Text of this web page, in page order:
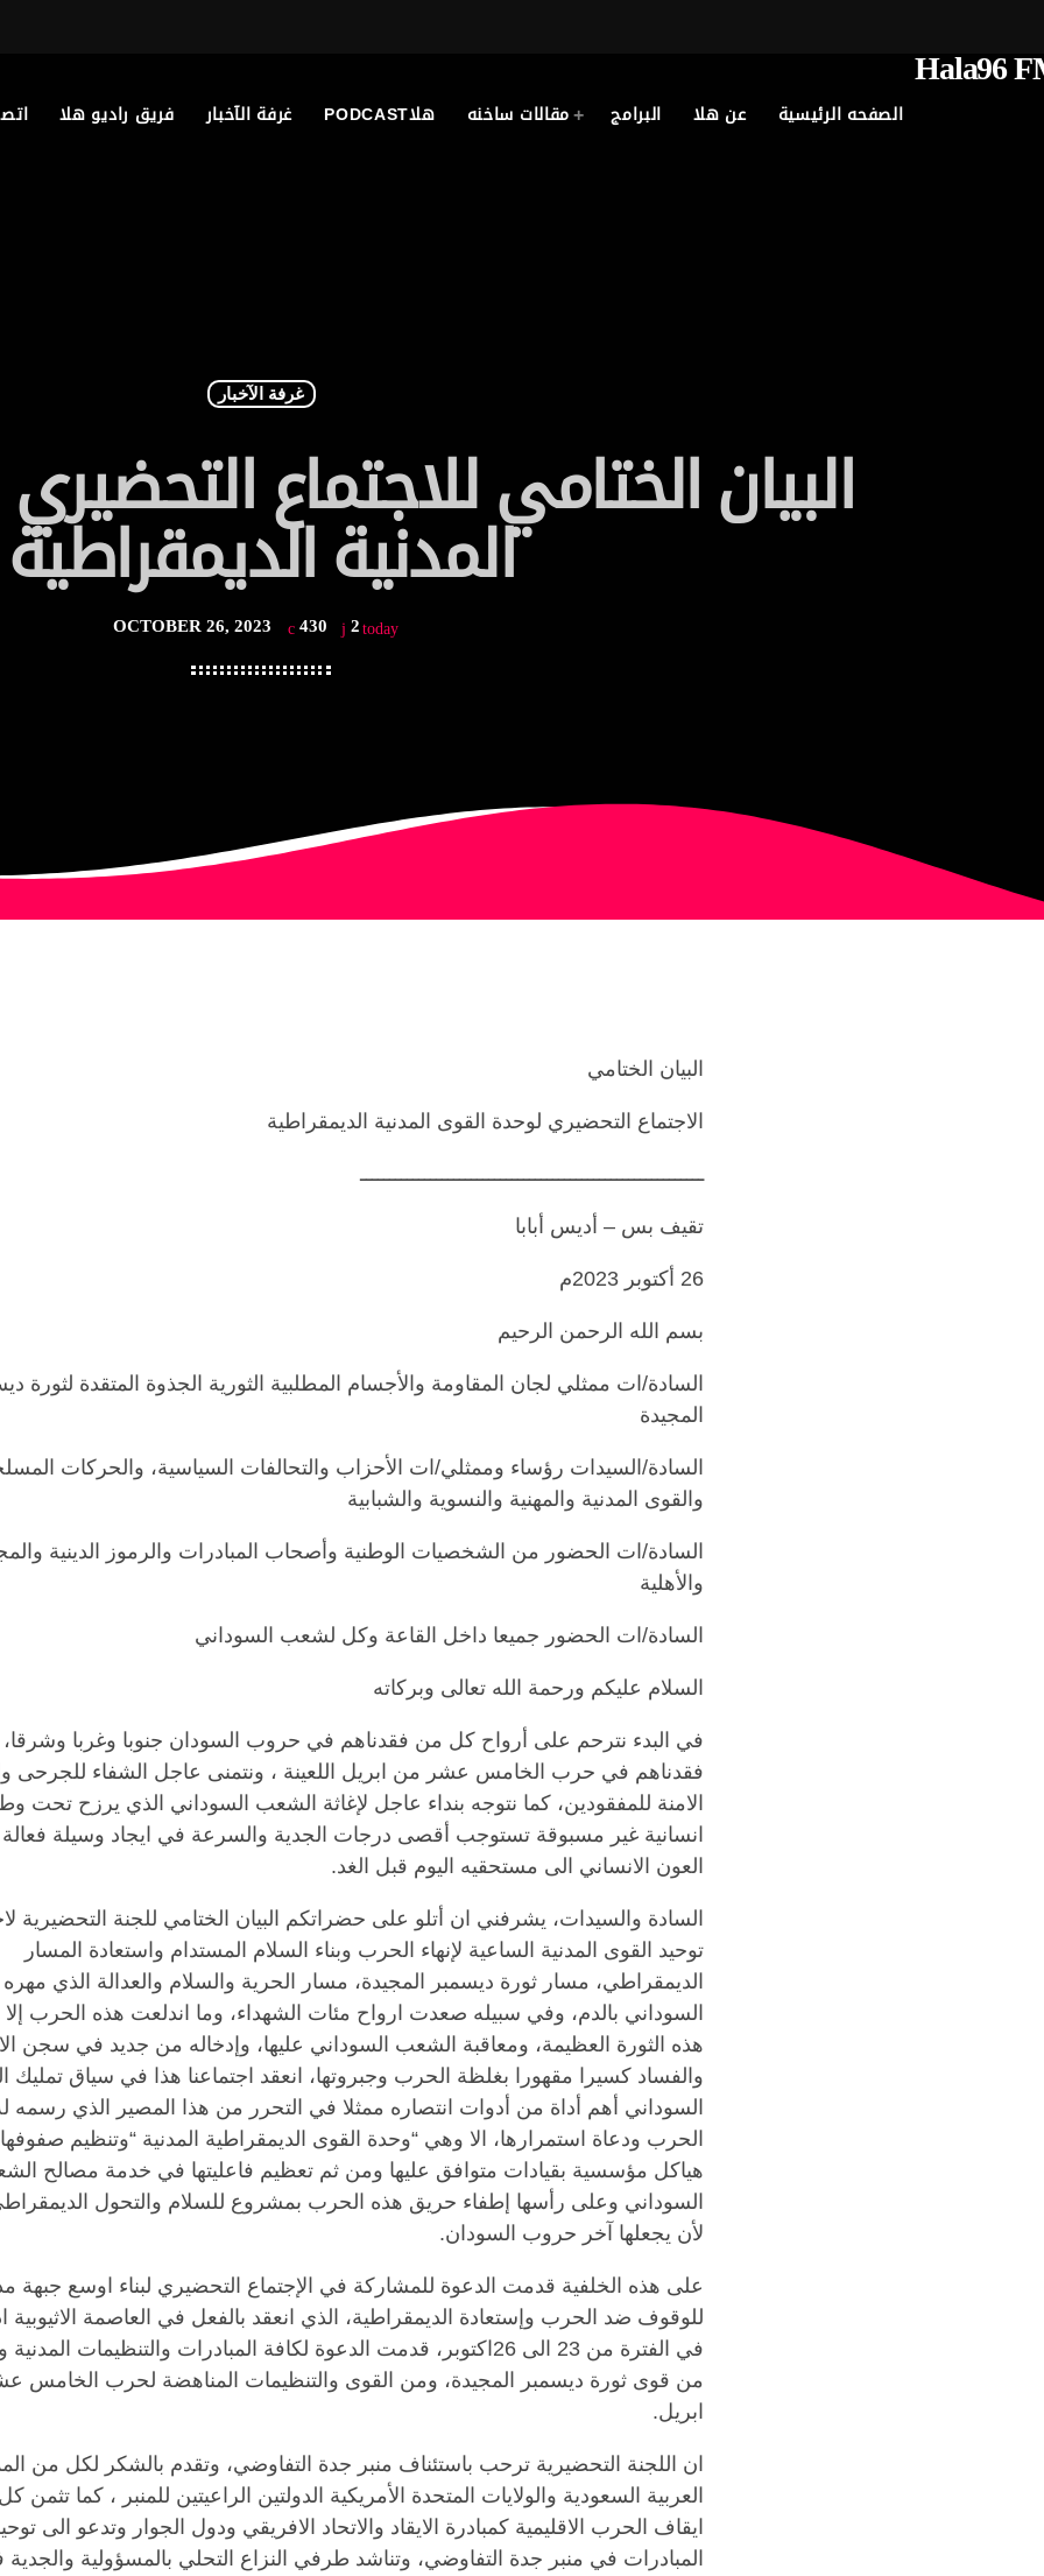
الصفحه الرئيسية عن هلا البرامج مقالات ساخنه هلاPODCAST غرفة الآخبار فريق راديو هلا
غرفة الآخبار
البيان الختامي للاجتماع
المدنية الديمقراطية
today
OCTOBER 26, 2023 430 2
البيان الختامي
الاجتماع التحضيري لوحدة القوى المدنية الديمقراطية
ـــــــــــــــــــــــــــــــــــــــــــــــــــــــــــ
تقيف بس – أديس أبابا
26 أكتوبر 2023م
بسم الله الرحمن الرحيم
السادة/ات ممثلي لجان المقاومة والأجسام المطلبية الثورية الجذوة المتقدة لثورة
المجيدة
السادة/السيدات رؤساء وممثلي/ات الأحزاب والتحالفات السياسية، والحركات
والقوى المدنية والمهنية والنسوية والشبابية
السادة/ات الحضور من الشخصيات الوطنية وأصحاب المبادرات والرموز الدينية
والأهلية
السادة/ات الحضور جميعا داخل القاعة وكل لشعب السوداني
السلام عليكم ورحمة الله تعالى وبركاته
في البدء نترحم على أرواح كل من فقدناهم في حروب السودان جنوبا وغربا
فقدناهم في حرب الخامس عشر من ابريل اللعينة ، ونتمنى عاجل الشفاء للجرحى
الامنة للمفقودين، كما نتوجه بنداء عاجل لإغاثة الشعب السوداني الذي يرزح تحت
انسانية غير مسبوقة تستوجب أقصى درجات الجدية والسرعة في ايجاد وسيلة فعالة
العون الانساني الى مستحقيه اليوم قبل الغد.
السادة والسيدات، يشرفني ان أتلو على حضراتكم البيان الختامي للجنة التحضيرية
توحيد القوى المدنية الساعية لإنهاء الحرب وبناء السلام المستدام واستعادة المسار
الديمقراطي، مسار ثورة ديسمبر المجيدة، مسار الحرية والسلام والعدالة الذي
السوداني بالدم، وفي سبيله صعدت ارواح مئات الشهداء، وما اندلعت هذه الحرب إلا
هذه الثورة العظيمة، ومعاقبة الشعب السوداني عليها، وإدخاله من جديد في سجن
والفساد كسيرا مقهورا بغلظة الحرب وجبروتها، انعقد اجتماعنا هذا في سياق
السوداني أهم أداة من أدوات انتصاره ممثلا في التحرر من هذا المصير الذي رسمه
الحرب ودعاة استمرارها، الا وهي “وحدة القوى الديمقراطية المدنية “وتنظيم
هياكل مؤسسية بقيادات متوافق عليها ومن ثم تعظيم فاعليتها في خدمة مصالح
السوداني وعلى رأسها إطفاء حريق هذه الحرب بمشروع للسلام والتحول
لأن يجعلها آخر حروب السودان.
على هذه الخلفية قدمت الدعوة للمشاركة في الإجتماع التحضيري لبناء اوسع جبهة
للوقوف ضد الحرب وإستعادة الديمقراطية، الذي انعقد بالفعل في العاصمة الاثيوبية
في الفترة من 23 الى 26اكتوبر، قدمت الدعوة لكافة المبادرات والتنظيمات
من قوى ثورة ديسمبر المجيدة، ومن القوى والتنظيمات المناهضة لحرب الخامس
ابريل.
ان اللجنة التحضيرية ترحب باستئناف منبر جدة التفاوضي، وتقدم بالشكر لكل من
العربية السعودية والولايات المتحدة الأمريكية الدولتين الراعيتين للمنبر ، كما تثمن
ايقاف الحرب الاقليمية كمبادرة الايقاد والاتحاد الافريقي ودول الجوار وتدعو الى
المبادرات في منبر جدة التفاوضي، وتناشد طرفي النزاع التحلي بالمسؤولية